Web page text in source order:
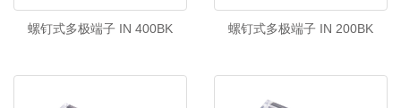
螺钉式多极端子 IN 400BK 螺钉式多极端子 IN 200BK